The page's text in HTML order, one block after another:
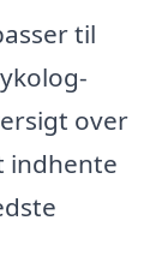
til
over
indhente